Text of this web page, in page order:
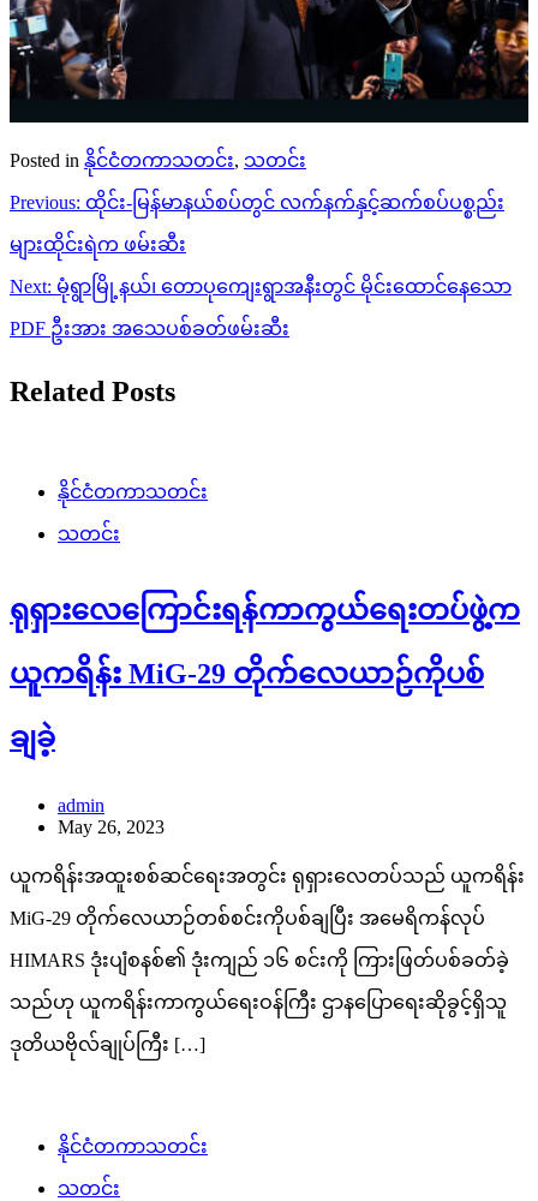
Posted in နိုင်ငံတကာသတင်း, သတင်း
Post
navigation
Previous: ထိုင်း-မြန်မာနယ်စပ်တွင် လက်နက်နှင့်ဆက်စပ်ပစ္စည်း
များထိုင်းရဲက ဖမ်းဆီး
Next: မုံရွာမြို့နယ်၊ တောပုကျေးရွာအနီးတွင် မိုင်းထောင်နေသော
PDF ဦးအား အသေပစ်ခတ်ဖမ်းဆီး
Related Posts
နိုင်ငံတကာသတင်း
သတင်း
ရုရှားလေကြောင်းရန်ကာကွယ်ရေးတပ်ဖွဲ့က
ယူကရိန်း MiG-29 တိုက်လေယာဉ်ကိုပစ်
ချခဲ့
admin
May 26, 2023
ယူကရိန်းအထူးစစ်ဆင်ရေးအတွင်း ရုရှားလေတပ်သည် ယူကရိန်း
MiG-29 တိုက်လေယာဉ်တစ်စင်းကိုပစ်ချပြီး အမေရိကန်လုပ်
HIMARS ဒုံးပျံစနစ်၏ ဒုံးကျည် ၁၆ စင်းကို ကြားဖြတ်ပစ်ခတ်ခဲ့
သည်ဟု ယူကရိန်းကာကွယ်ရေးဝန်ကြီး ဌာနပြောရေးဆိုခွင့်ရှိသူ
ဒုတိယဗိုလ်ချုပ်ကြီး […]
နိုင်ငံတကာသတင်း
သတင်း